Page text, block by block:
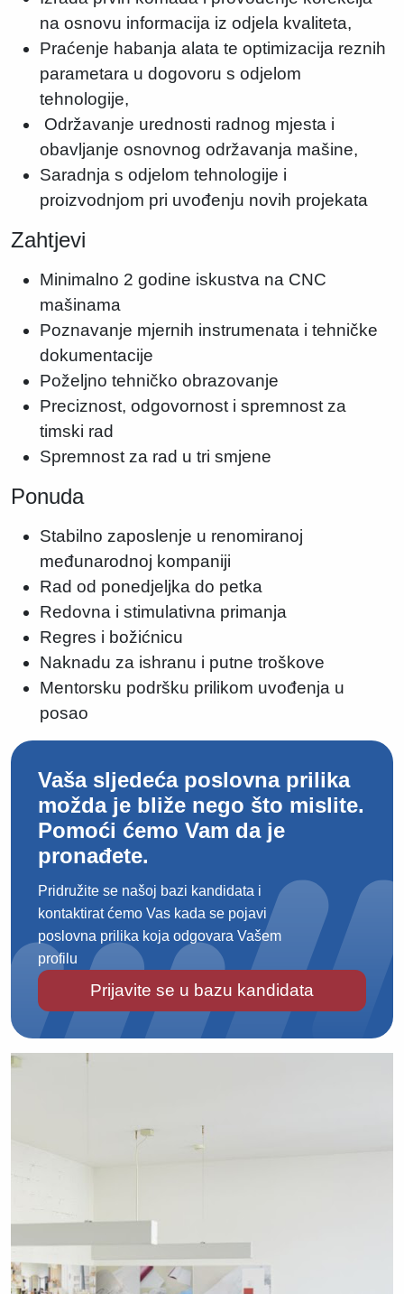
na osnovu informacija iz odjela kvaliteta,
Praćenje habanja alata te optimizacija reznih
parametara u dogovoru s odjelom
tehnologije,
Održavanje urednosti radnog mjesta i
obavljanje osnovnog održavanja mašine,
Saradnja s odjelom tehnologije i
proizvodnjom pri uvođenju novih projekata
Zahtjevi
Minimalno 2 godine iskustva na CNC
mašinama
Poznavanje mjernih instrumenata i tehničke
dokumentacije
Poželjno tehničko obrazovanje
Preciznost, odgovornost i spremnost za
timski rad
Spremnost za rad u tri smjene
Ponuda
Stabilno zaposlenje u renomiranoj
međunarodnoj kompaniji
Rad od ponedjeljka do petka
Redovna i stimulativna primanja
Regres i božićnicu
Naknadu za ishranu i putne troškove
Mentorsku podršku prilikom uvođenja u
posao
Vaša sljedeća poslovna prilika
možda je bliže nego što mislite.
Pomoći ćemo Vam da je
pronađete.
Pridružite se našoj bazi kandidata i
kontaktirat ćemo Vas kada se pojavi
poslovna prilika koja odgovara Vašem
profilu
Prijavite se u bazu kandidata